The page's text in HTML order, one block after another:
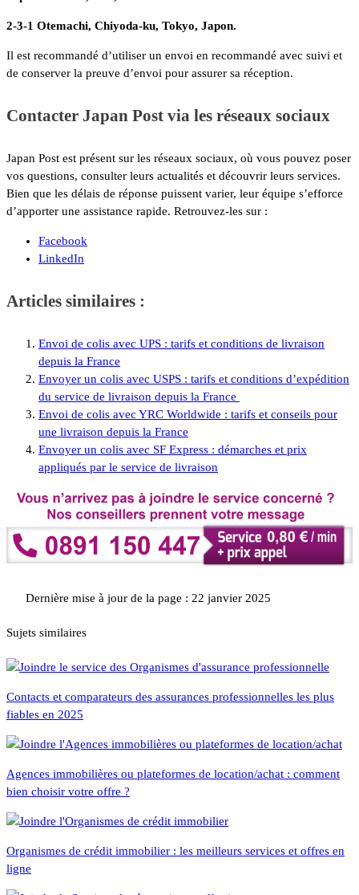
2-3-1 Otemachi, Chiyoda-ku, Tokyo, Japon.
Il est recommandé d’utiliser un envoi en recommandé avec suivi et
de conserver la preuve d’envoi pour assurer sa réception.
Contacter Japan Post via les réseaux sociaux
Japan Post est présent sur les réseaux sociaux, où vous pouvez poser
vos questions, consulter leurs actualités et découvrir leurs services.
Bien que les délais de réponse puissent varier, leur équipe s’efforce
d’apporter une assistance rapide. Retrouvez-les sur :
Facebook
LinkedIn
Articles similaires :
Envoi de colis avec UPS : tarifs et conditions de livraison
depuis la France
Envoyer un colis avec USPS : tarifs et conditions d’expédition
du service de livraison depuis la France
Envoi de colis avec YRC Worldwide : tarifs et conseils pour
une livraison depuis la France
Envoyer un colis avec SF Express : démarches et prix
appliqués par le service de livraison
Dernière mise à jour de la page : 22 janvier 2025
Sujets similaires
Contacts et comparateurs des assurances professionnelles les plus
fiables en 2025
Agences immobilières ou plateformes de location/achat : comment
bien choisir votre offre ?
Organismes de crédit immobilier : les meilleurs services et offres en
ligne